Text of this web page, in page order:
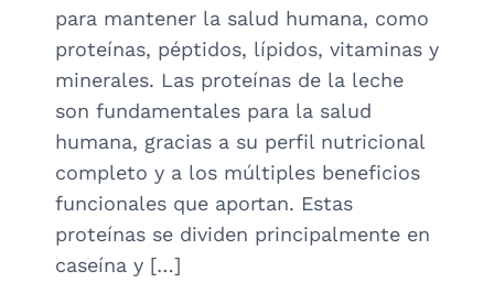
para mantener la salud humana, como
proteínas, péptidos, lípidos, vitaminas y
minerales. Las proteínas de la leche
son fundamentales para la salud
humana, gracias a su perfil nutricional
completo y a los múltiples beneficios
funcionales que aportan. Estas
proteínas se dividen principalmente en
caseína y […]